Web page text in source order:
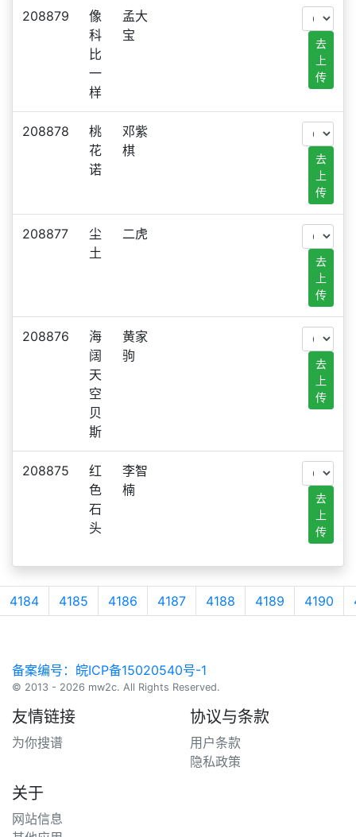
208879
像
科
比
一
样
孟大
宝
去
上
传
208878
桃
花
诺
邓紫
棋
去
上
传
208877
尘
土
二虎
去
上
传
208876
海
阔
天
空
贝
斯
黄家
驹
去
上
传
208875
红
色
石
头
李智
楠
去
上
传
4184 4185 4186 4187 4188 4189 4190
备案编号：皖ICP备15020540号-1
© 2013 - 2026 mw2c. All Rights Reserved.
友情链接
为你搜谱
协议与条款
用户条款
隐私政策
关于
网站信息